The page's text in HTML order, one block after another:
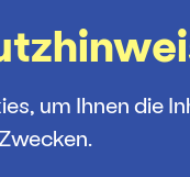
um Ihnen die